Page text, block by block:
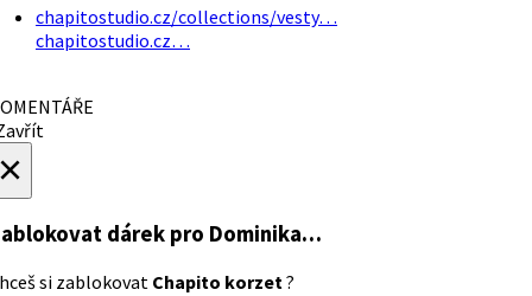
chapitostudio.cz/collections/vesty…
chapitostudio.cz…
dárek pro Dominika…
si zablokovat Chapito korzet?